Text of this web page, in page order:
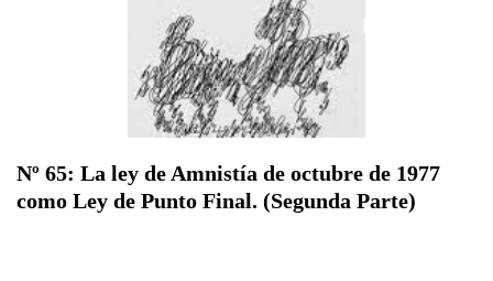
Nº 65: La ley de Amnistía de octubre de 1977
como Ley de Punto Final. (Segunda Parte)